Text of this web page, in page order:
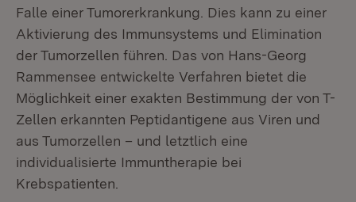
Falle einer Tumorerkrankung. Dies kann zu einer
Aktivierung des Immunsystems und Elimination
der Tumorzellen führen. Das von Hans-Georg
Rammensee entwickelte Verfahren bietet die
Möglichkeit einer exakten Bestimmung der von T-
Zellen erkannten Peptidantigene aus Viren und
aus Tumorzellen – und letztlich eine
individualisierte Immuntherapie bei
Krebspatienten.